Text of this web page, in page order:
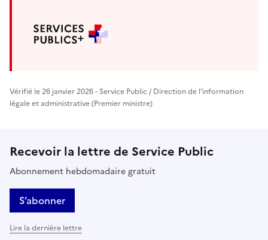
Vérifié le 26 janvier 2026 - Service Public / Direction de l'information
légale et administrative (Premier ministre)
Recevoir la lettre de Service Public
Abonnement hebdomadaire gratuit
S’abonner
Lire la dernière lettre